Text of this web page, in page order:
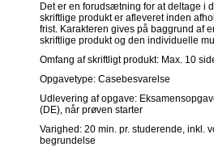
Det er en forudsætning for at deltage i
skriftlige produkt er afleveret inden
frist. Karakteren gives på baggrund af
skriftlige produkt og den individuelle
Omfang af skriftligt produkt: Max. 10
Opgavetype: Casebesvarelse
Udlevering af opgave:
(DE), når prøven starter
Varighed: 20 min. pr. studerende, inkl.
begrundelse